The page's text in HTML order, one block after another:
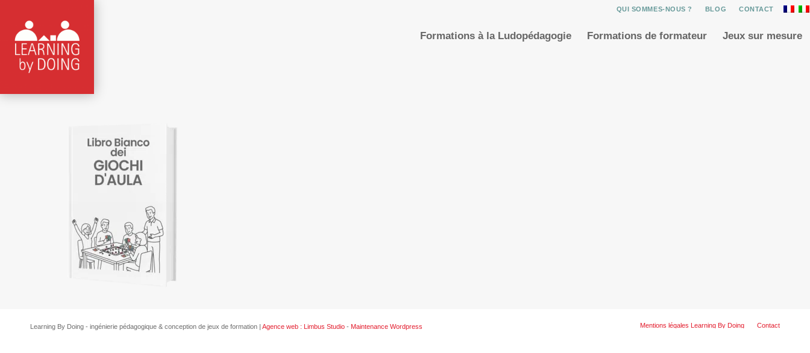
QUI SOMMES-NOUS ? BLOG CONTACT
Formations à la Ludopédagogie Formations de formateur Jeux sur mesure
Learning By Doing - ingénierie pédagogique & conception de jeux de formation | Agence web : Limbus Studio - Maintenance Wordpress Mentions légales Learning By Doing Contact